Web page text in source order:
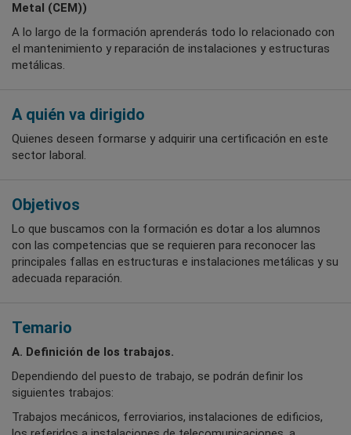
Metal (CEM))
A lo largo de la formación aprenderás todo lo relacionado con
el mantenimiento y reparación de instalaciones y estructuras
metálicas.
A quién va dirigido
Quienes deseen formarse y adquirir una certificación en este
sector laboral.
Objetivos
Lo que buscamos con la formación es dotar a los alumnos
con las competencias que se requieren para reconocer las
principales fallas en estructuras e instalaciones metálicas y su
adecuada reparación.
Temario
A. Definición de los trabajos.
Dependiendo del puesto de trabajo, se podrán definir los
siguientes trabajos:
Trabajos mecánicos, ferroviarios, instalaciones de edificios,